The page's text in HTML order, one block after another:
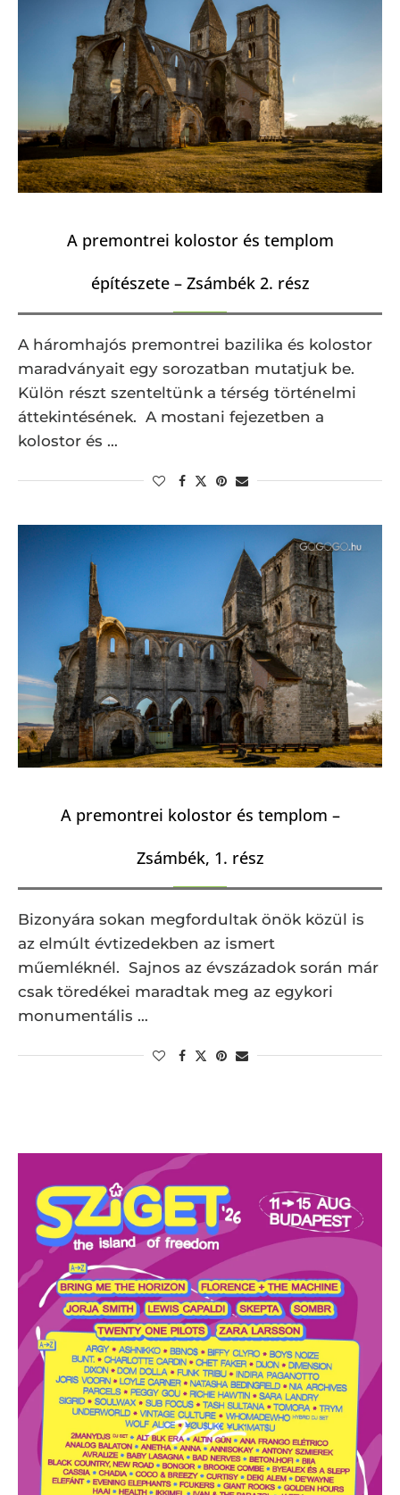
A premontrei kolostor és templom
építészete – Zsámbék 2. rész
A háromhajós premontrei bazilika és kolostor
maradványait egy sorozatban mutatjuk be.
Külön részt szenteltünk a térség történelmi
áttekintésének. A mostani fejezetben a
kolostor és …
A premontrei kolostor és templom –
Zsámbék, 1. rész
Bizonyára sokan megfordultak önök közül is
az elmúlt évtizedekben az ismert
műemléknél. Sajnos az évszázadok során már
csak töredékei maradtak meg az egykori
monumentális …